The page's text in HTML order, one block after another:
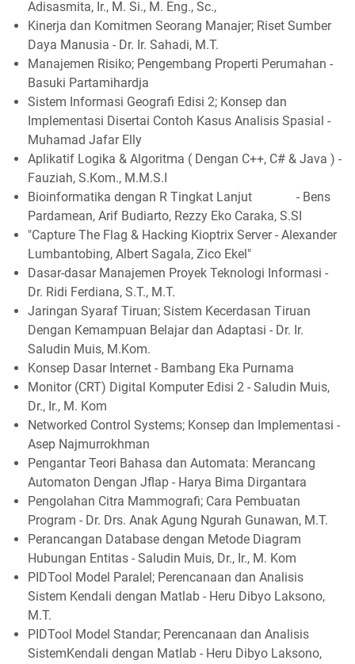
Adisasmita, Ir., M. Si., M. Eng., Sc.,
Kinerja dan Komitmen Seorang Manajer; Riset Sumber
Daya Manusia - Dr. Ir. Sahadi, M.T.
Manajemen Risiko; Pengembang Properti Perumahan -
Basuki Partamihardja
Sistem Informasi Geografi Edisi 2; Konsep dan
Implementasi Disertai Contoh Kasus Analisis Spasial -
Muhamad Jafar Elly
Aplikatif Logika & Algoritma ( Dengan C++, C# & Java ) -
Fauziah, S.Kom., M.M.S.I
Bioinformatika dengan R Tingkat Lanjut - Bens
Pardamean, Arif Budiarto, Rezzy Eko Caraka, S.SI
"Capture The Flag & Hacking Kioptrix Server - Alexander
Lumbantobing, Albert Sagala, Zico Ekel"
Dasar-dasar Manajemen Proyek Teknologi Informasi -
Dr. Ridi Ferdiana, S.T., M.T.
Jaringan Syaraf Tiruan; Sistem Kecerdasan Tiruan
Dengan Kemampuan Belajar dan Adaptasi - Dr. Ir.
Saludin Muis, M.Kom.
Konsep Dasar Internet - Bambang Eka Purnama
Monitor (CRT) Digital Komputer Edisi 2 - Saludin Muis,
Dr., Ir., M. Kom
Networked Control Systems; Konsep dan Implementasi -
Asep Najmurrokhman
Pengantar Teori Bahasa dan Automata: Merancang
Automaton Dengan Jflap - Harya Bima Dirgantara
Pengolahan Citra Mammografi; Cara Pembuatan
Program - Dr. Drs. Anak Agung Ngurah Gunawan, M.T.
Perancangan Database dengan Metode Diagram
Hubungan Entitas - Saludin Muis, Dr., Ir., M. Kom
PIDTool Model Paralel; Perencanaan dan Analisis
Sistem Kendali dengan Matlab - Heru Dibyo Laksono,
M.T.
PIDTool Model Standar; Perencanaan dan Analisis
SistemKendali dengan Matlab - Heru Dibyo Laksono,